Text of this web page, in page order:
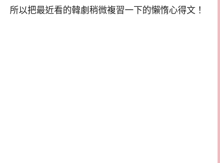
所以把最近看的韓劇稍微複習一下的懶惰心得文！